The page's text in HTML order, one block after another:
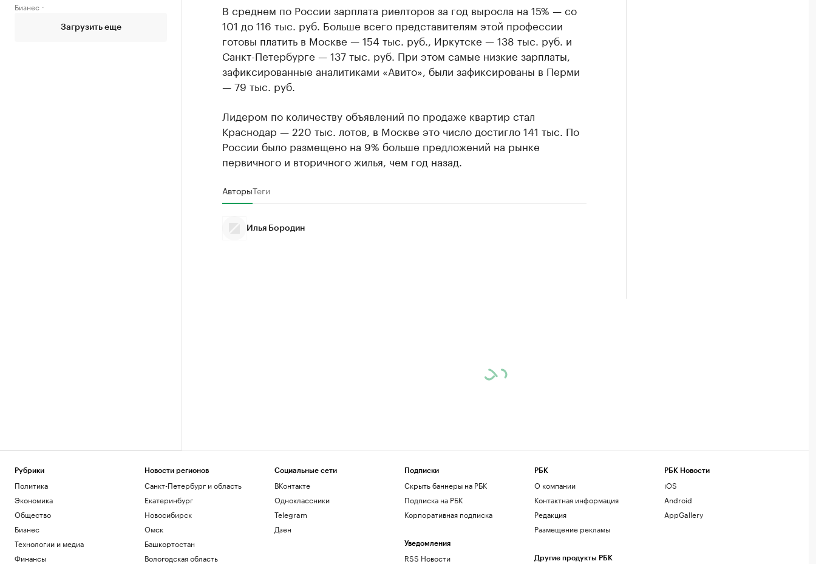
Бизнес
Загрузить еще
В среднем по России зарплата риелторов за год выросла на 15% — со
101 до 116 тыс. руб. Больше всего представителям этой профессии
готовы платить в Москве — 154 тыс. руб., Иркутске — 138 тыс. руб. и
Санкт-Петербурге — 137 тыс. руб. При этом самые низкие зарплаты,
зафиксированные аналитиками «Авито», были зафиксированы в Перми
— 79 тыс. руб.
Лидером по количеству объявлений по продаже квартир стал
Краснодар — 220 тыс. лотов, в Москве это число достигло 141 тыс. По
России было размещено на 9% больше предложений на рынке
первичного и вторичного жилья, чем год назад.
АвторыТеги
Илья Бородин
Рубрики
Политика
Экономика
Общество
Бизнес
Технологии и медиа
Финансы
Новости регионов
Санкт-Петербург и область
Екатеринбург
Новосибирск
Омск
Башкортостан
Вологодская область
Социальные сети
ВКонтакте
Одноклассники
Telegram
Дзен
Подписки
Скрыть баннеры на РБК
Подписка на РБК
Корпоративная подписка
Уведомления
RSS Новости
РБК
О компании
Контактная информация
Редакция
Размещение рекламы
Другие продукты РБК
РБК Новости
iOS
Android
AppGallery